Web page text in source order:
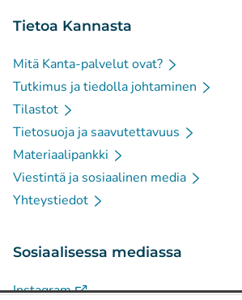
Tietoa Kannasta
Mitä Kanta-palvelut ovat?
Tutkimus ja tiedolla johtaminen
Tilastot
Tietosuoja ja saavutettavuus
Materiaalipankki
Viestintä ja sosiaalinen media
Yhteystiedot
Sosiaalisessa mediassa
Instagram(Avautuu uuteen välilehteen)